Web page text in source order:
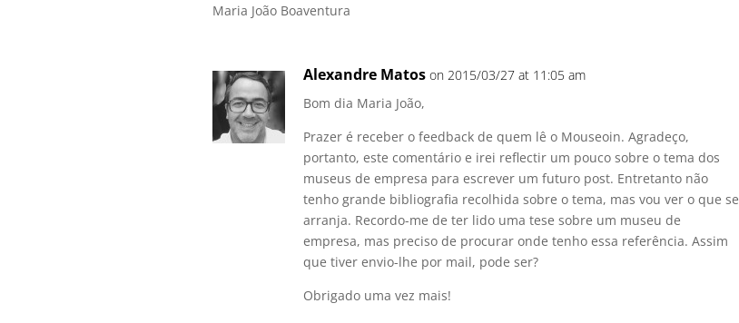
Maria João Boaventura
Alexandre Matos on 2015/03/27 at 11:05 am
Bom dia Maria João,
Prazer é receber o feedback de quem lê o Mouseoin. Agradeço,
portanto, este comentário e irei reflectir um pouco sobre o tema dos
museus de empresa para escrever um futuro post. Entretanto não
tenho grande bibliografia recolhida sobre o tema, mas vou ver o que se
arranja. Recordo-me de ter lido uma tese sobre um museu de
empresa, mas preciso de procurar onde tenho essa referência. Assim
que tiver envio-lhe por mail, pode ser?
Obrigado uma vez mais!